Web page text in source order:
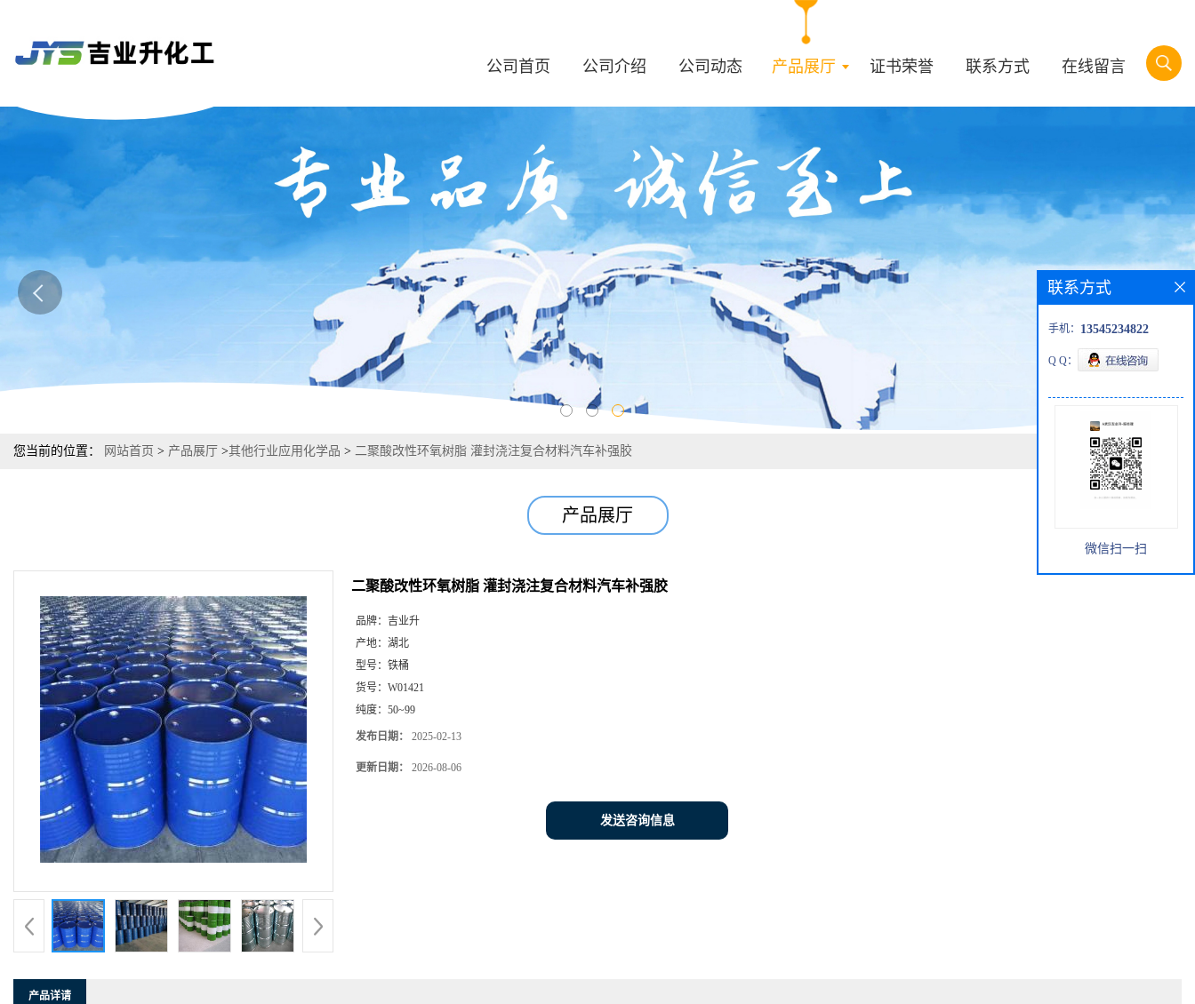
公司首页 公司介绍 公司动态 产品展厅 证书荣誉 联系方式 在线留言
您当前的位置： 网站首页 > 产品展厅 >其他行业应用化学品 > 二聚酸改性环氧树脂 灌封浇注复合材料汽车补强胶
产品展厅
二聚酸改性环氧树脂 灌封浇注复合材料汽车补强胶
品牌： 吉业升
产地： 湖北
型号： 铁桶
货号： W01421
纯度： 50~99
发布日期： 2025-02-13
更新日期： 2026-08-06
发送咨询信息
产品详请
联系方式
手机： 13545234822
Q Q：
微信扫一扫